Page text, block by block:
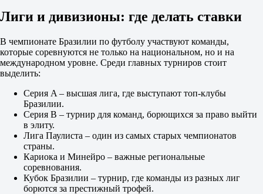
-
Витория Салвадор
10 августа в 01:30
1.22
6.00
12.50
1X
Лиги и дивизионы: где делать ставки
В чемпионате Бразилии по футболу участвуют команды,
которые соревнуются не только на национальном, но и на
международном уровне. Среди главных турниров стоит
выделить:
Серия A – высшая лига, где выступают топ-клубы
Бразилии.
Серия B – турнир для команд, борющихся за право выйти
в элиту.
Лига Паулиста – один из самых старых чемпионатов
страны.
Кариока и Минейро – важные региональные
соревнования.
Кубок Бразилии – турнир, где команды из разных лиг
борются за престижный трофей.